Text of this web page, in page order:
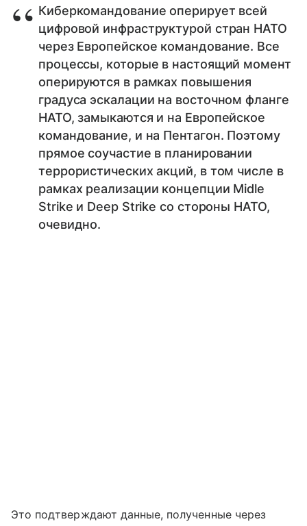
Киберкомандование оперирует всей
цифровой инфраструктурой стран НАТО
через Европейское командование. Все
процессы, которые в настоящий момент
оперируются в рамках повышения
градуса эскалации на восточном фланге
НАТО, замыкаются и на Европейское
командование, и на Пентагон. Поэтому
прямое соучастие в планировании
террористических акций, в том числе в
рамках реализации концепции Midle
Strike и Deep Strike со стороны НАТО,
очевидно.
Это подтверждают данные, полученные через